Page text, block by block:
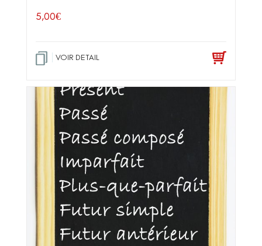
5,00€
VOIR DETAIL